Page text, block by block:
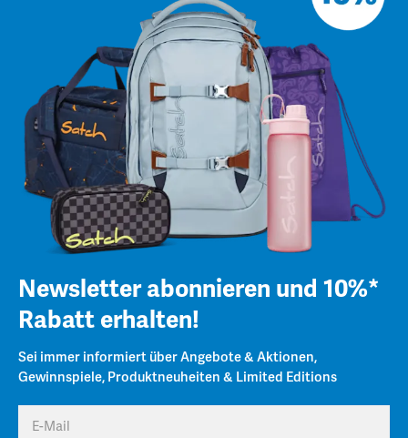
Newsletter abonnieren und 10%*
Rabatt erhalten!
Sei immer informiert über Angebote & Aktionen,
Gewinnspiele, Produktneuheiten & Limited Editions
E-Mail